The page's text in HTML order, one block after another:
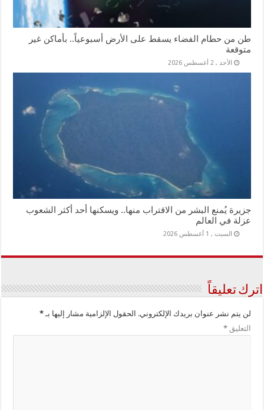
طن من حطام الفضاء يسقط على الأرض أسبوعياً.. بأماكن غير
متوقعة
الأحد , 2 أغسطس 2026
جزيرة يُمنع البشر من الاقتراب منها.. ويسكنها أحد أكثر الشعوب
عزلة في العالم
السبت , 1 أغسطس 2026
اترك تعليقاً
لن يتم نشر عنوان بريدك الإلكتروني. الحقول الإلزامية مشار إليها بـ*
التعليق*